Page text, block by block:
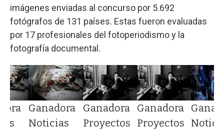
imágenes enviadas al concurso por 5.692
fotógrafos de 131 países. Estas fueron evaluadas
por 17 profesionales del fotoperiodismo y la
fotografía documental.
Ganadora
Noticias
Ganadora
Proyectos
Ganadora
Proyectos